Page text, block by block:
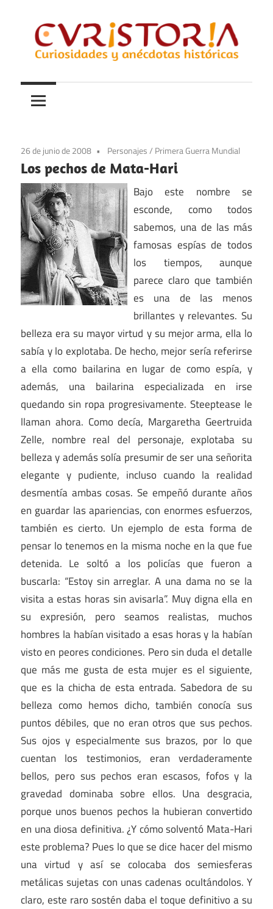
contenido
Curistoria
y
anécdotas
historia
26 de junio de 2008 Personajes/ Primera Guerra Mundial
Los pechos de Mata-Hari
Bajo este nombre se
esconde, como todos
sabemos, una de las más
famosas espías de todos
los tiempos, aunque
parece claro que también
es una de las menos
brillantes y relevantes. Su
belleza era su mayor virtud y su mejor arma, ella lo
sabía y lo explotaba. De hecho, mejor sería referirse
a ella como bailarina en lugar de como espía, y
además, una bailarina especializada en irse
quedando sin ropa progresivamente. Steeptease le
llaman ahora. Como decía, Margaretha Geertruida
Zelle, nombre real del personaje, explotaba su
belleza y además solía presumir de ser una señorita
elegante y pudiente, incluso cuando la realidad
desmentía ambas cosas. Se empeñó durante años
en guardar las apariencias, con enormes esfuerzos,
también es cierto. Un ejemplo de esta forma de
pensar lo tenemos en la misma noche en la que fue
detenida. Le soltó a los policías que fueron a
buscarla: “Estoy sin arreglar. A una dama no se la
visita a estas horas sin avisarla”. Muy digna ella en
su expresión, pero seamos realistas, muchos
hombres la habían visitado a esas horas y la habían
visto en peores condiciones. Pero sin duda el detalle
que más me gusta de esta mujer es el siguiente,
que es la chicha de esta entrada. Sabedora de su
belleza como hemos dicho, también conocía sus
puntos débiles, que no eran otros que sus pechos.
Sus ojos y especialmente sus brazos, por lo que
cuentan los testimonios, eran verdaderamente
bellos, pero sus pechos eran escasos, fofos y la
gravedad dominaba sobre ellos. Una desgracia,
porque unos buenos pechos la hubieran convertido
en una diosa definitiva. ¿Y cómo solventó Mata-Hari
este problema? Pues lo que se dice hacer del mismo
una virtud y así se colocaba dos semiesferas
metálicas sujetas con unas cadenas ocultándolos. Y
claro, este raro sostén daba el toque definitivo a su